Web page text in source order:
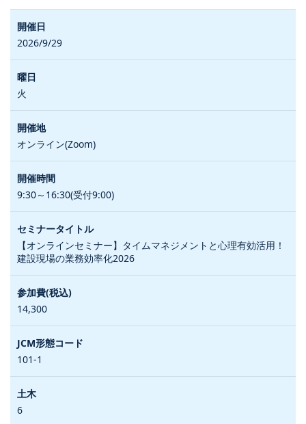
2026/9/29
火
オンライン(Zoom)
9:30～16:30(受付9:00)
【オンラインセミナー】タイムマネジメントと心理有効活用！
建設現場の業務効率化2026
14,300
101-1
6